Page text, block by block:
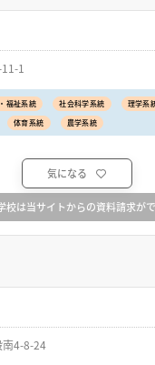
1
福祉系統 社会科学系統 理学系
体育系統 農学系統
気になる
校は当サイトからの資料請求が
南4-8-24